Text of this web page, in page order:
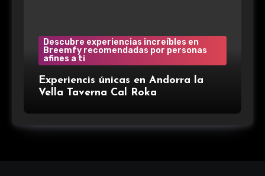
Descubre experiencias increíbles en
Breemfy recomendadas por personas
afines a ti
Experiencis únicas en Andorra la
Vella Taverna Cal Roka